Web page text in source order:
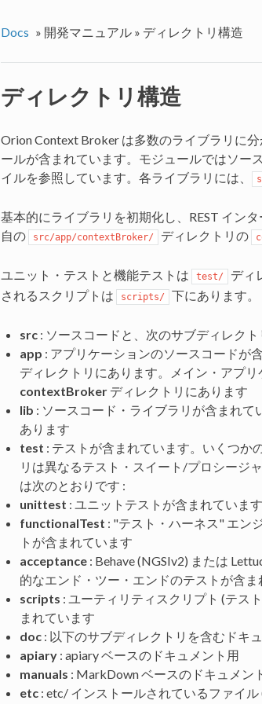
Docs » 開発マニュアル » ディレクトリ構造
ディレクトリ構造
Orion Context Broker は多数のライブラリに
ールが含まれています。モジュールではソー
イルを参照しています。各ライブラリには、
基本的にライブラリを初期化し、REST イン
自の
src/app/contextBroker/ ディレクトリの
ユニット・テストと機能テストは test/
ディ
されるスクリプトは
scripts/ 下にあります。
src: ソースコードと、次のサブディレク
app : アプリケーションのソースコードが
ディレクトリにあります。メイン・アプリ
contextBrokerディレクトリにあります
lib : ソースコード・ライブラリが含まれ
あります
test : テストが含まれています。いくつか
リは異なるテスト・スイート/プロシージ
は次のとおりです :
unittest : ユニットテストが含まれています
functionalTest : "テスト・ハーネス" エン
トが含まれています
acceptance: Behave (NGSIv2) または
的なエンド・ツー・エンドのテストが含ま
scripts : ユーティリティスクリプト (テス
まれています
doc: 以下のサブディレクトリを含むドキ
apiary: apiary ベースのドキュメント用
manuals : MarkDown ベースのドキュメン
etc: etc/ インストールされているファイ